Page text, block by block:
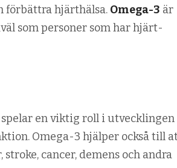
förbättra hjärthälsa. Omega-3 är
som personer som har hjärt-
en viktig roll i utvecklingen
Omega-3 hjälper också till
cancer, demens och andra